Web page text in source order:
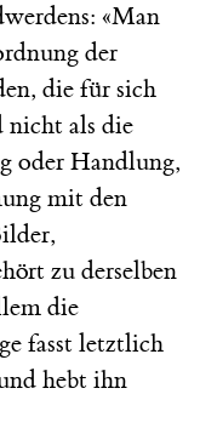
«Man
der
die für sich
nicht als die
oder Handlung,
mit den
zu derselben
die
fasst letztlich
hebt ihn